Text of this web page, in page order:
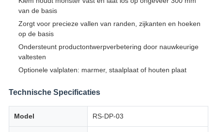
van de basis
Zorgt voor precieze vallen van randen, zijkanten en hoeken
op de basis
Ondersteunt productontwerpverbetering door nauwkeurige
valtesten
Optionele valplaten: marmer, staalplaat of houten plaat
Technische Specificaties
Model RS-DP-03